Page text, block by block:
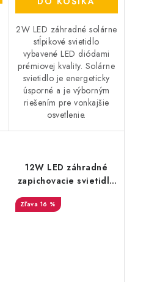
2W LED záhradné solárne
stĺpikové svietidlo
vybavené LED diódami
prémiovej kvality. Solárne
svietidlo je energeticky
úsporné a je výborným
riešením pre vonkajšie
osvetlenie.
12W LED záhradné
zapichovacie svietidlo
16 %